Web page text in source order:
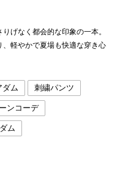
げなく都会的な印象の一本。
軽やかで夏場も快適な穿き心
ダム 刺繍パンツ
ンコーデ
ム